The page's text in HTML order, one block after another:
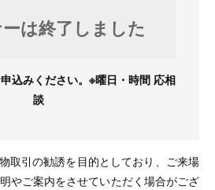
は終了しました
込みください。※曜日・時間 応相
談
取引の勧誘を目的としており、ご来場
やご案内をさせていただく場合がござ